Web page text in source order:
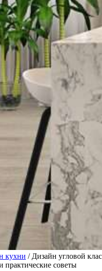
кухни / Дизайн угловой
практические советы